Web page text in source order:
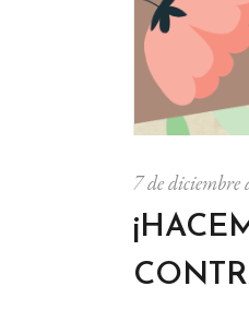
7 de diciembre